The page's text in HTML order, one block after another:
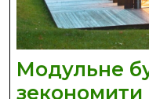
Модульне
зекономити